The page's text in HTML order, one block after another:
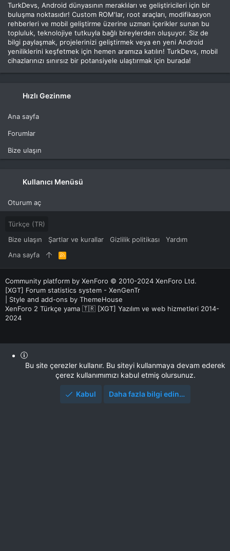
TurkDevs, Android dünyasının meraklıları ve geliştiricileri için bir
buluşma noktasıdır! Custom ROM'lar, root araçları, modifikasyon
rehberleri ve mobil geliştirme üzerine uzman içerikler sunan bu
topluluk, teknolojiye tutkuyla bağlı bireylerden oluşuyor. Siz de
bilgi paylaşmak, projelerinizi geliştirmek veya en yeni Android
yeniliklerini keşfetmek için hemen aramıza katılın! TurkDevs, mobil
cihazlarınızı sınırsız bir potansiyele ulaştırmak için burada!
Hızlı Gezinme
Ana sayfa
Forumlar
Bize ulaşın
Kullanıcı Menüsü
Oturum aç
Türkçe (TR)
Bize ulaşın
Şartlar ve kurallar Gizlilik politikası
Yardım
Ana sayfa
R
S
S
Community platform by XenForo © 2010-2024 XenForo Ltd.
[XGT] Forum statistics system - XenGenTr
Style and add-ons by ThemeHouse
XenForo 2 Türkçe yama 🇹🇷 [XGT] Yazılım ve web hizmetleri 2014-
2024
Bu site çerezler kullanır. Bu siteyi kullanmaya devam ederek
çerez kullanımımızı kabul etmiş olursunuz.
Kabul Daha fazla bilgi edin…